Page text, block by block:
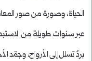
الحياة، وصورة من صور
عبر سنوات طويلة من
بردٌ تسلل إلى الأرواح، وجمّد